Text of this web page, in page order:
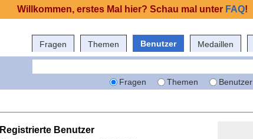
Fragen Themen Benutzer Medaillen
Fragen Themen Benutzer
Registrierte Benutzer
Willkommen, erstes Mal hier? Schau mal unter FAQ!